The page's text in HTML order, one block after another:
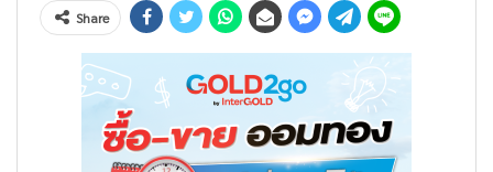
Share